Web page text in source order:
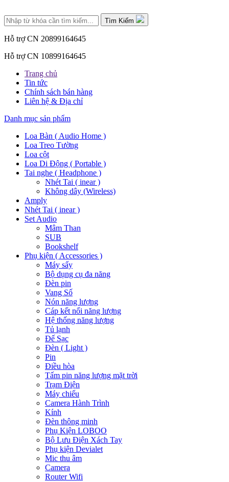
Tìm Kiếm
Hỗ trợ CN 20899164645
Hỗ trợ CN 10899164645
Trang chủ
Tin tức
Chính sách bán hàng
Liên hệ & Địa chỉ
Danh mục sản phẩm
Loa Bàn ( Audio Home )
Loa Treo Tường
Loa cột
Loa Di Động ( Portable )
Tai nghe ( Headphone )
Nhét Tai ( inear )
Không dây (Wireless)
Amply
Nhét Tai ( inear )
Set Audio
Mâm Than
SUB
Bookshelf
Phụ kiện ( Accessories )
Máy sấy
Bộ dụng cụ đa năng
Đèn pin
Vang Số
Nón năng lượng
Cáp kết nối năng lượng
Hệ thống năng lượng
Tủ lạnh
Đế Sạc
Đèn ( Light )
Pin
Điều hòa
Tấm pin năng lượng mặt trời
Trạm Điện
Máy chiếu
Camera Hành Trình
Kính
Đèn thông minh
Phụ Kiện LOBOO
Bộ Lưu Điện Xách Tay
Phụ kiện Devialet
Mic thu âm
Camera
Router Wifi